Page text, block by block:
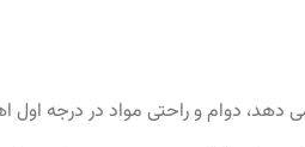
دوام و راحتی مواد در درجه اول